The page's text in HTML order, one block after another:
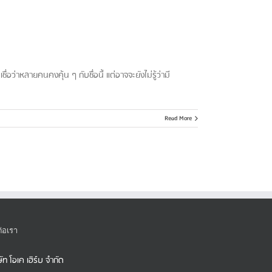
าหลายคนคงคุ้น ๆ กับชื่อนี้ แต่อาจจะยังไม่รู้ว่ามี
Read More
เรา
โอเค เฮิร์บ จำกัด